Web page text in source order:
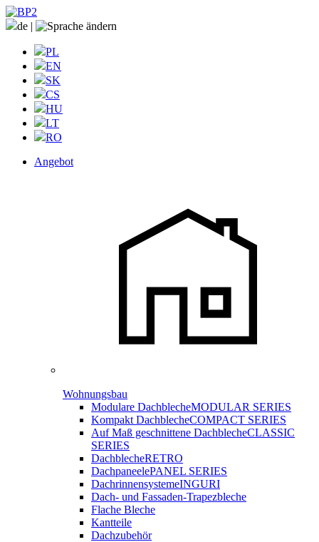
de |
PL
EN
SK
CS
HU
LT
RO
Angebot
Wohnungsbau
Modulare DachblecheMODULAR SERIES
Kompakt DachblecheCOMPACT SERIES
Auf Maß geschnittene DachblecheCLASSIC
SERIES
DachblecheRETRO
DachpaneelePANEL SERIES
DachrinnensystemeINGURI
Dach- und Fassaden-Trapezbleche
Flache Bleche
Kantteile
Dachzubehör